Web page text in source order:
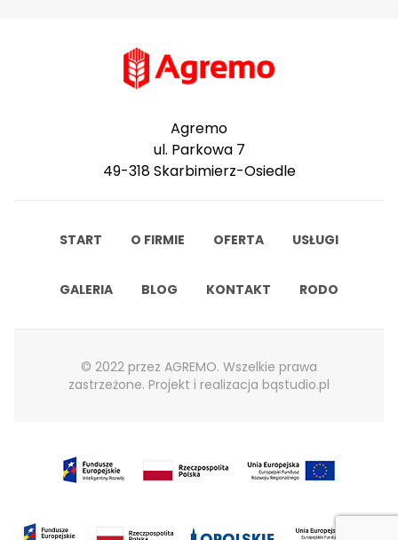
Agremo
ul. Parkowa 7
49-318 Skarbimierz-Osiedle
START O FIRMIE OFERTA USŁUGI
GALERIA BLOG KONTAKT RODO
© 2022 przez AGREMO. Wszelkie prawa
zastrzeżone. Projekt i realizacja bqstudio.pl